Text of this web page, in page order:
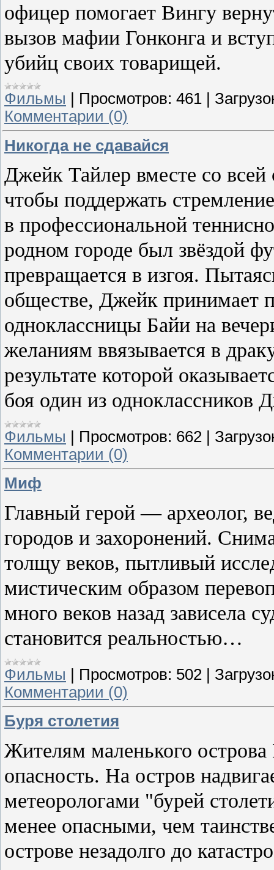
офицер помогает Вингу
вызов мафии Гонконга и
убийц своих товарищей.
Фильмы Просмотров: 461
Комментарии (0)
Никогда не сдавайся
Джейк Тайлер вместе со
чтобы поддержать
в профессиональной
родном городе был звёздой
превращается в изгоя.
обществе, Джейк принимает
одноклассницы Байи на
желаниям ввязывается в
результате которой
боя один из одноклассников
Фильмы Просмотров: 662
Комментарии (0)
Миф
Главный герой — археолог,
городов и захоронений.
толщу веков, пытливый
мистическим образом
много веков назад зависела
становится реальностью…
Фильмы | Просмотров: 502 |
Комментарии (0)
Буря столетия
Жителям маленького
опасность. На остров
метеорологами "бурей
менее опасными, чем
острове незадолго до